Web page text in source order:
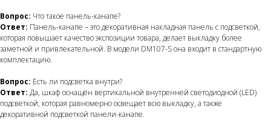
Вопрос: Что такое панель-канапе?
Ответ: Панель-канапе – это декоративная накладная панель с подсветкой,
которая повышает качество экспозиции товара, делает выкладку более
заметной и привлекательной. В модели DM107-S она входит в стандартную
комплектацию.
Вопрос: Есть ли подсветка внутри?
Ответ: Да, шкаф оснащён вертикальной внутренней светодиодной (LED)
подсветкой, которая равномерно освещает всю выкладку, а также
декоративной подсветкой панели-канапе.